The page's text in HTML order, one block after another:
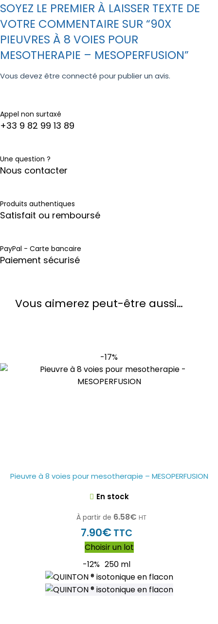
SOYEZ LE PREMIER À LAISSER TEXTE DE
VOTRE COMMENTAIRE SUR “90X
PIEUVRES À 8 VOIES POUR
MESOTHERAPIE – MESOPERFUSION”
Vous devez être connecté pour publier un avis.
Appel non surtaxé
+33 9 82 99 13 89
Une question ?
Nous contacter
Produits authentiques
Satisfait ou remboursé
PayPal - Carte bancaire
Paiement sécurisé
Vous aimerez peut-être aussi…
-17%
Pieuvre à 8 voies pour mesotherapie – MESOPERFUSION
En stock
À partir de 6.58€ HT
7.90€TTC
Choisir un lot
-12% 250 ml